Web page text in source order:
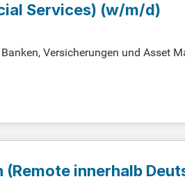
Services) (w/m/d)
Versicherungen und Asset
Team mit Expertise
entwickeln innovative Lösungen
innerhalb